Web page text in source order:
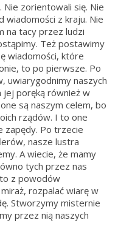
Nie zorientowali się. Nie
wiadomości z kraju. Nie
na tacy przez ludzi
Też postawimy
wiadomości, które
to po pierwsze. Po
uwiarygodnimy naszych
jej poręką również w
są naszym celem, bo
rządów. I to one
zapędy. Po trzecie
nasze lustra
A wiecie, że mamy
tych przez nas
z powodów
rozpalać wiarę w
Stworzymy misternie
przez nią naszych